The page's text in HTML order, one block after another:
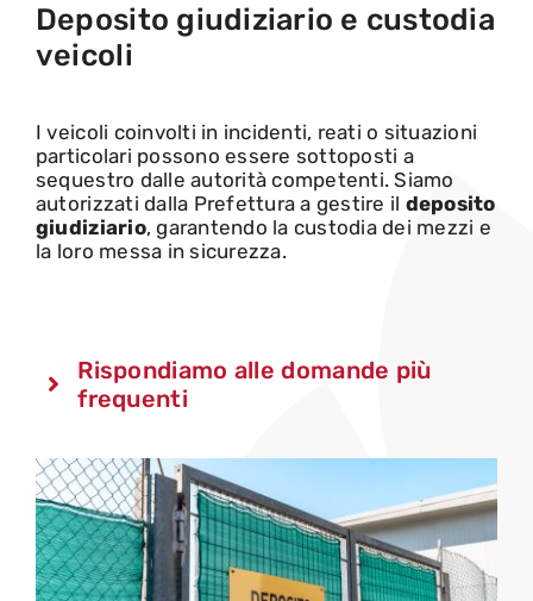
Deposito giudiziario e custodia
veicoli
I veicoli coinvolti in incidenti, reati o situazioni
particolari possono essere sottoposti a
sequestro dalle autorità competenti. Siamo
autorizzati dalla Prefettura a gestire il deposito
giudiziario, garantendo la custodia dei mezzi e
la loro messa in sicurezza.
Rispondiamo alle domande più
frequenti